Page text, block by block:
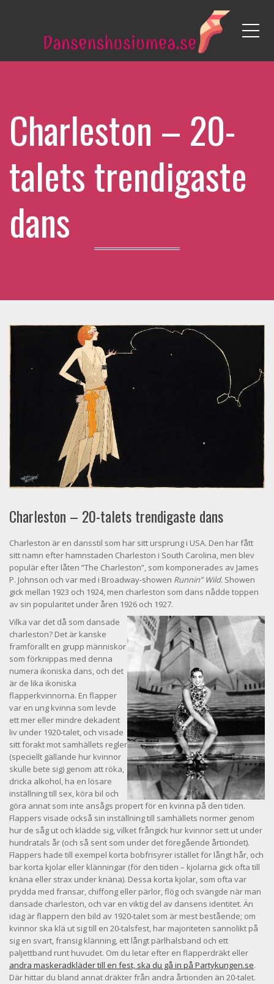
Charleston – 20-
talets trendigaste
dans
Charleston – 20-talets trendigaste dans
Charleston är en dansstil som har sitt ursprung i USA. Den har fått
sitt namn efter hamnstaden Charleston i South Carolina, men blev
populär efter låten ”The Charleston”, som komponerades av James
P. Johnson och var med i Broadway-showen Runnin” Wild. Showen
gick mellan 1923 och 1924, men charleston som dans nådde toppen
av sin popularitet under åren 1926 och 1927.
Vilka var det då som dansade
charleston? Det är kanske
framförallt en grupp människor
som förknippas med denna
numera ikoniska dans, och det
är de lika ikoniska
flapperkvinnorna. En flapper
var en ung kvinna som levde
ett mer eller mindre dekadent
liv under 1920-talet, och visade
sitt förakt mot samhällets regler
(speciellt gällande hur kvinnor
skulle bete sig) genom att röka,
dricka alkohol, ha en lösare
inställning till sex, köra bil och
göra annat som inte ansågs propert för en kvinna på den tiden.
Flappers visade också sin inställning till samhällets normer genom
hur de såg ut och klädde sig, vilket frångick hur kvinnor sett ut under
hundratals år (och så sent som under det föregående årtiondet).
Flappers hade till exempel korta bobfrisyrer istället för långt hår, och
bar korta kjolar eller klänningar (för den tiden – kjolarna gick ofta till
knäna eller strax under knäna). Dessa korta kjolar, som ofta var
prydda med fransar, chiffong eller pärlor, flög och svängde när man
dansade charleston, och var en viktig del av dansens identitet. Än
idag är flappern den bild av 1920-talet som är mest bestående; om
kvinnor ska klä ut sig till en 20-talsfest, har majoriteten sannolikt på
sig en svart, fransig klänning, ett långt pärlhalsband och ett
paljettband runt huvudet. Om du letar efter en flapperdräkt eller
andra maskeradkläder till en fest, ska du gå in på Partykungen.se.
Där hittar du bland annat dräkter från andra årtionden än 20-talet.